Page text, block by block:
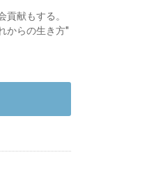
貢献もする。
からの生き方"